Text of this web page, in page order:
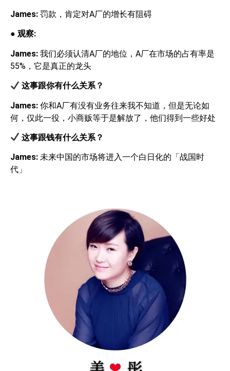
James: 罚款，肯定对A厂的增长有阻碍
● 观察:
James: 我们必须认清A厂的地位，A厂在市场的占有率是
55%，它是真正的龙头
这事跟你有什么关系？
James: 你和A厂有没有业务往来我不知道，但是无论如
何，仅此一役，小商贩等于是解放了，他们得到一些好处
这事跟钱有什么关系？
James: 未来中国的市场将进入一个白日化的「战国时
代」